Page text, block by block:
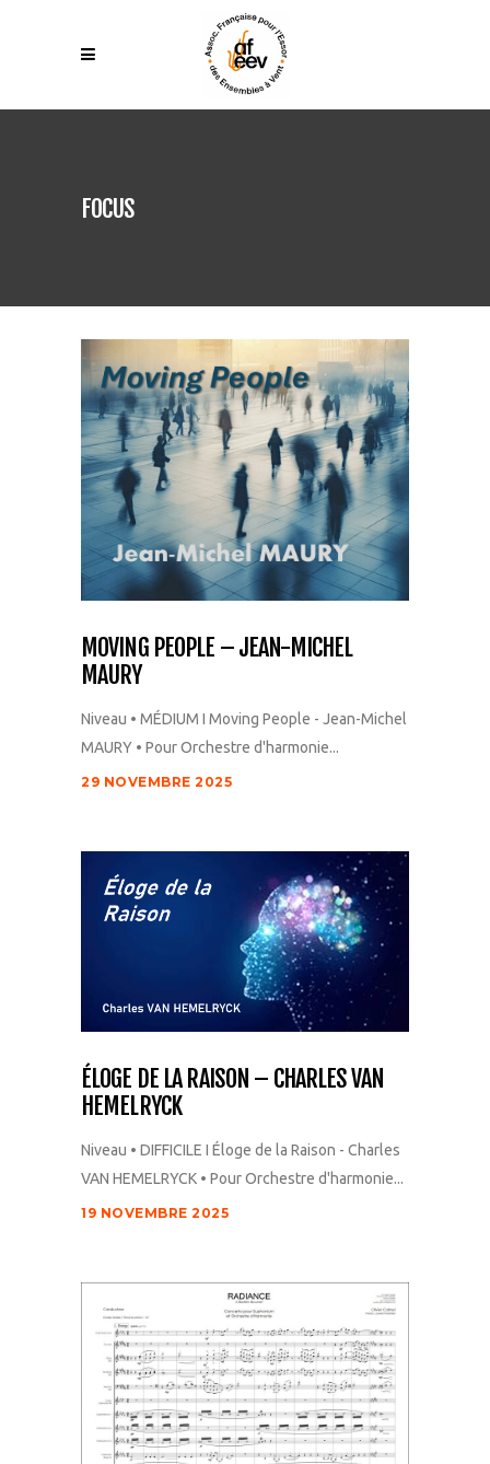
FOCUS
MOVING PEOPLE – JEAN-MICHEL
MAURY
Niveau • MÉDIUM I Moving People - Jean-Michel
MAURY • Pour Orchestre d'harmonie...
29 NOVEMBRE 2025
ÉLOGE DE LA RAISON – CHARLES VAN
HEMELRYCK
Niveau • DIFFICILE I Éloge de la Raison - Charles
VAN HEMELRYCK • Pour Orchestre d'harmonie...
19 NOVEMBRE 2025